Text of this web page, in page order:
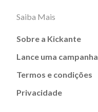
Saiba Mais
Sobre a Kickante
Lance uma campanha
Termos e condições
Privacidade